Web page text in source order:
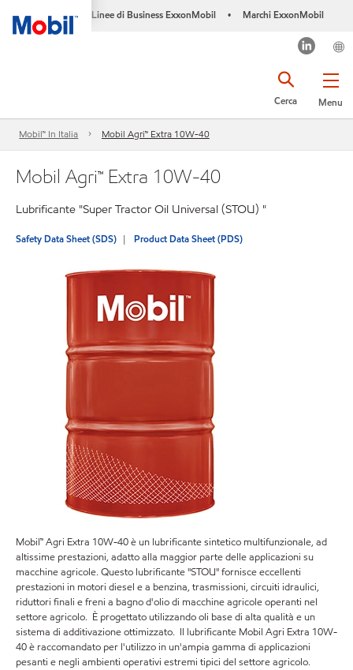
Linee di Business ExxonMobil • Marchi ExxonMobil
Menu
Cerca
Mobil™ In Italia Mobil Agri™ Extra 10W-40
Mobil Agri™ Extra 10W-40
Lubrificante "Super Tractor Oil Universal (STOU) "
Safety Data Sheet (SDS) Product Data Sheet (PDS)
Mobil™ Agri Extra 10W-40 è un lubrificante sintetico multifunzionale, ad
altissime prestazioni, adatto alla maggior parte delle applicazioni su
macchine agricole. Questo lubrificante "STOU" fornisce eccellenti
prestazioni in motori diesel e a benzina, trasmissioni, circuiti idraulici,
riduttori finali e freni a bagno d'olio di macchine agricole operanti nel
settore agricolo. È progettato utilizzando oli base di alta qualità e un
sistema di additivazione ottimizzato. Il lubrificante Mobil Agri Extra 10W-
40 è raccomandato per l'utilizzo in un'ampia gamma di applicazioni
pesanti e negli ambienti operativi estremi tipici del settore agricolo.